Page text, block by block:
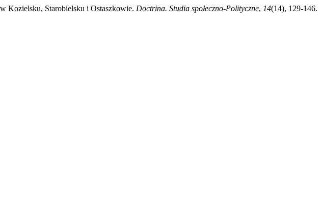
Kozielsku, Starobielsku i Ostaszkowie. Doctrina. Studia społeczno-Polityczne, 14(14), 129-146.